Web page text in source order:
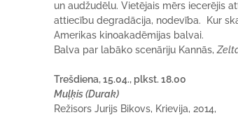
un audžudēlu. Vietējais mērs iecerējis
attiecību degradācija, nodevība. Kur
Amerikas kinoakadēmijas balvai.
Balva par labāko scenāriju Kannās,
Trešdiena, 15.04., plkst. 18.00
Muļķis (Durak)
Režisors Jurijs Bikovs, Krievija, 2014,